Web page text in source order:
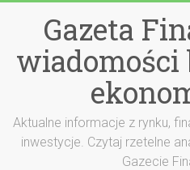
Gazeta
wiadomości
Aktualne informacje z rynku,
inwestycje. Czytaj rzetelne
Gazecie